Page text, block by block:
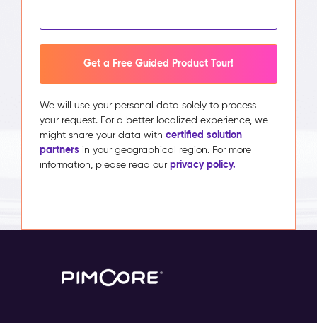
Get a Free Guided Product Tour!
We will use your personal data solely to process
your request. For a better localized experience, we
might share your data with certified solution
partners in your geographical region. For more
information, please read our privacy policy.